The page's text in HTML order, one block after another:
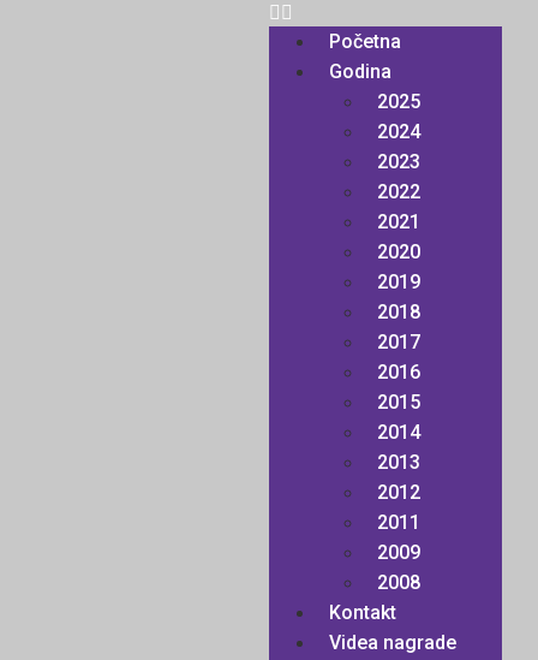
Početna
Godina
2025
2024
2023
2022
2021
2020
2019
2018
2017
2016
2015
2014
2013
2012
2011
2009
2008
Kontakt
Videa nagrade